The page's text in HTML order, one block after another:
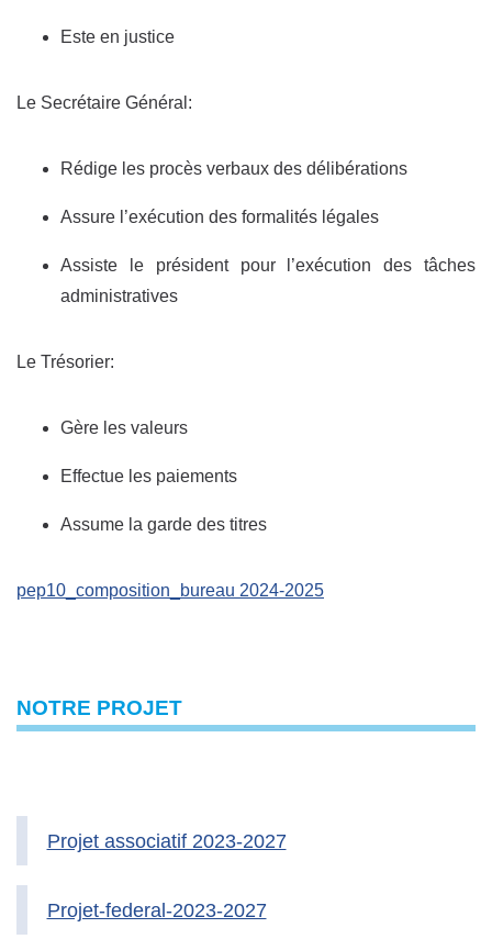
Este en justice
Le Secrétaire Général:
Rédige les procès verbaux des délibérations
Assure l’exécution des formalités légales
Assiste le président pour l’exécution des tâches
administratives
Le Trésorier:
Gère les valeurs
Effectue les paiements
Assume la garde des titres
pep10_composition_bureau 2024-2025
NOTRE PROJET
Projet associatif 2023-2027
Projet-federal-2023-2027